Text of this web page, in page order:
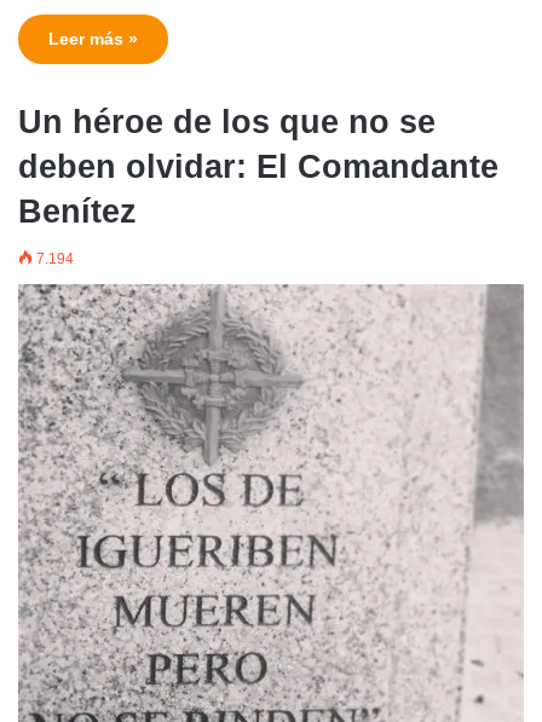
Leer más »
Un héroe de los que no se
deben olvidar: El Comandante
Benítez
7.194